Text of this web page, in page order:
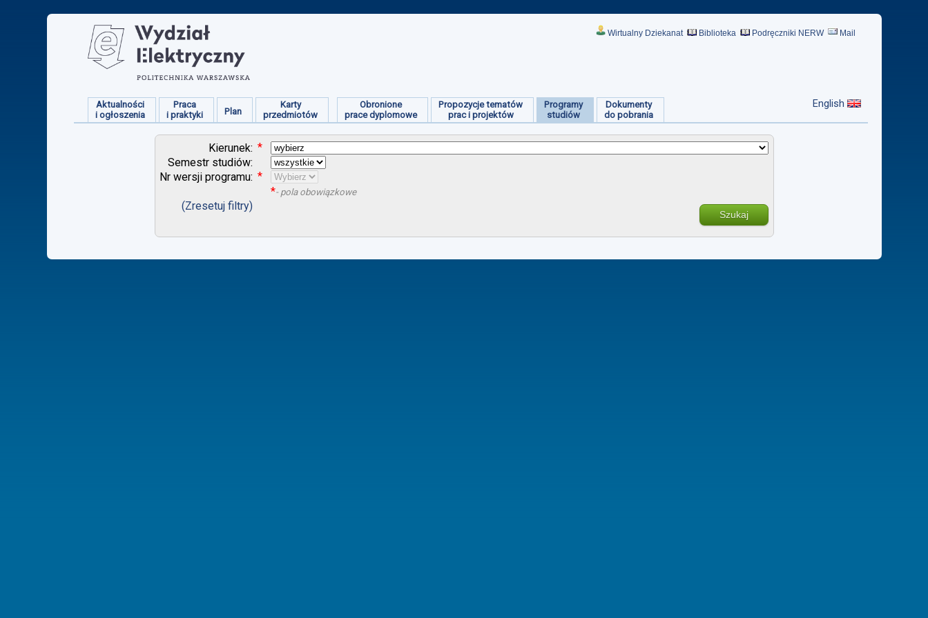
Wirtualny Dziekanat Biblioteka Podręczniki NERW Mail
Aktualności
i ogłoszenia
Praca
i praktyki
Plan
Karty
przedmiotów
Obronione
prace dyplomowe
Propozycje tematów
prac i projektów
Programy
studiów
Dokumenty
do pobrania
English
Kierunek: *
Semestr studiów:
Nr wersji programu: *
*- pola obowiązkowe
(Zresetuj filtry)